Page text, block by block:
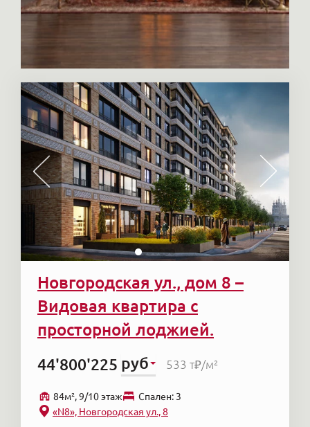
Новгородская ул., дом 8 –
Видовая квартира с
просторной лоджией.
44'800'225 руб 533 т₽/м²
84м², 9/10 этаж
Cпален: 3
«N8», Новгородская ул., 8